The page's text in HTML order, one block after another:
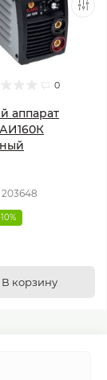
0
аппарат
203648
В корзину